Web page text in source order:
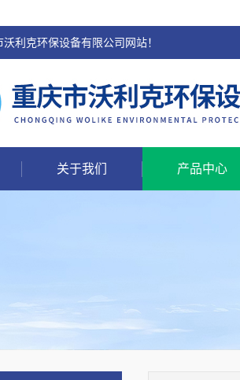
利克环保设备有限公司网站！
关于我们 产品中心